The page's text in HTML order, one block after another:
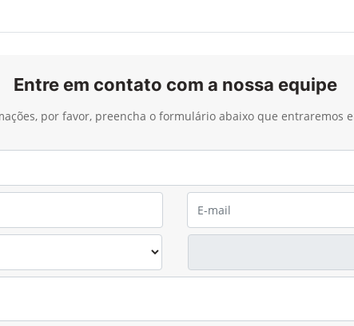
Entre em contato com a nossa equipe
por favor, preencha o formulário abaixo que entraremos